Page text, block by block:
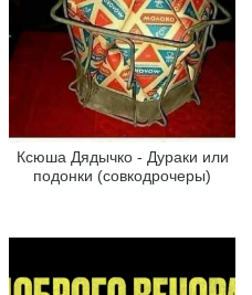
Ксюша Дядычко - Дураки или
подонки (совкодрочеры)